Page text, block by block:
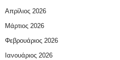
Απρίλιος 2026
Μάρτιος 2026
Φεβρουάριος 2026
Ιανουάριος 2026